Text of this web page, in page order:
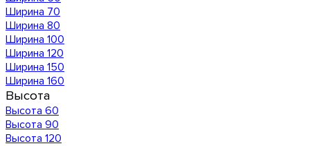
Ширина 70
Ширина 80
Ширина 100
Ширина 120
Ширина 150
Ширина 160
Высота
Высота 60
Высота 90
Высота 120